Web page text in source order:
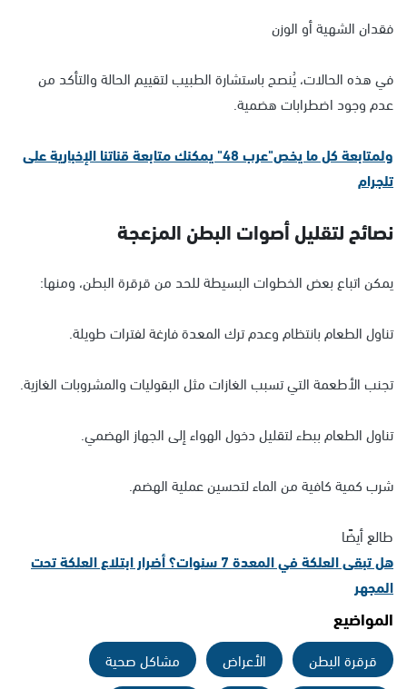
فقدان الشهية أو الوزن
في هذه الحالات، يُنصح باستشارة الطبيب لتقييم الحالة والتأكد من
عدم وجود اضطرابات هضمية.
ولمتابعة كل ما يخص"عرب 48" يمكنك متابعة قناتنا الإخبارية على
تلجرام
نصائح لتقليل أصوات البطن المزعجة
يمكن اتباع بعض الخطوات البسيطة للحد من قرقرة البطن، ومنها:
تناول الطعام بانتظام وعدم ترك المعدة فارغة لفترات طويلة.
تجنب الأطعمة التي تسبب الغازات مثل البقوليات والمشروبات الغازية.
تناول الطعام ببطء لتقليل دخول الهواء إلى الجهاز الهضمي.
شرب كمية كافية من الماء لتحسين عملية الهضم.
طالع أيضًا
هل تبقى العلكة في المعدة 7 سنوات؟ أضرار ابتلاع العلكة تحت
المجهر
المواضيع
قرقرة البطن الأعراض
مشاكل صحية